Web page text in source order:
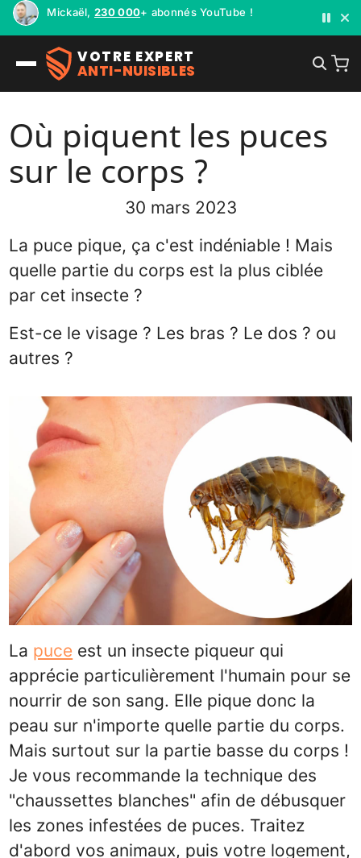
Mickaël, 230 000+ abonnés YouTube !
VOTRE EXPERT
ANTI-NUISIBLES
Où piquent les puces
sur le corps ?
30 mars 2023
La puce pique, ça c'est indéniable ! Mais
quelle partie du corps est la plus ciblée
par cet insecte ?
Est-ce le visage ? Les bras ? Le dos ? ou
autres ?
La puce est un insecte piqueur qui
apprécie particulièrement l'humain pour se
nourrir de son sang. Elle pique donc la
peau sur n'importe quelle partie du corps.
Mais surtout sur la partie basse du corps !
Je vous recommande la technique des
"chaussettes blanches" afin de débusquer
les zones infestées de puces. Traitez
d'abord vos animaux, puis votre logement,